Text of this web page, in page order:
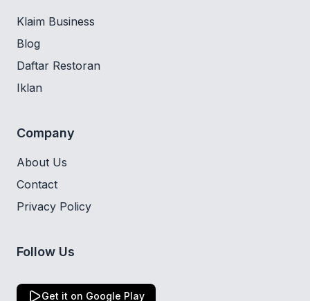
Klaim Business
Blog
Daftar Restoran
Iklan
Company
About Us
Contact
Privacy Policy
Follow Us
Get it on Google Play